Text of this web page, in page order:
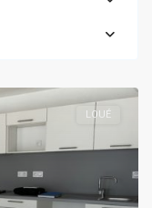
LOUÉ